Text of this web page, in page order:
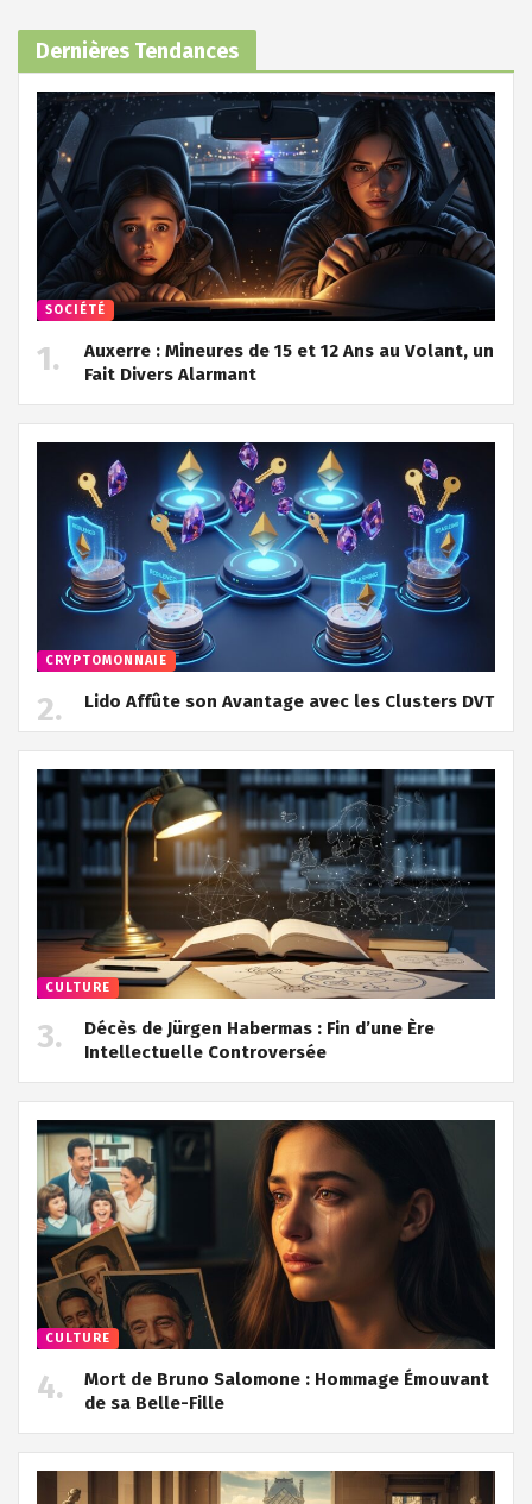
Dernières Tendances
SOCIÉTÉ
Auxerre : Mineures de 15 et 12 Ans au Volant, un
Fait Divers Alarmant
CRYPTOMONNAIE
Lido Affûte son Avantage avec les Clusters DVT
CULTURE
Décès de Jürgen Habermas : Fin d’une Ère
Intellectuelle Controversée
CULTURE
Mort de Bruno Salomone : Hommage Émouvant
de sa Belle-Fille